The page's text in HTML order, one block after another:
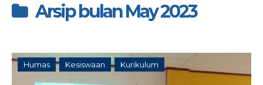
Arsip bulan May 2023
Humas Kesiswaan Kurikulum